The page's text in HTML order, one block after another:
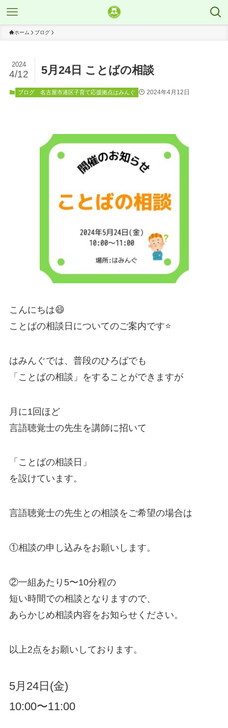
ホーム ブログ
5月24日 ことばの相談
2024
4/12
ブログ 名古屋市港区子育て応援拠点はみんぐ 2024年4月12日
こんにちは😄
ことばの相談日についてのご案内です⭐️
はみんぐでは、普段のひろばでも
「ことばの相談」をすることができますが
月に1回ほど
言語聴覚士の先生を講師に招いて
「ことばの相談日」
を設けています。
言語聴覚士の先生との相談をご希望の場合は
①相談の申し込みをお願いします。
②一組あたり5〜10分程の
短い時間での相談となりますので、
あらかじめ相談内容をお知らせください。
以上2点をお願いしております。
5月24日(金)
10:00〜11:00